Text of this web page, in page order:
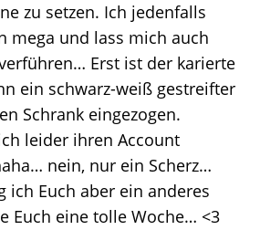
zu setzen. Ich jedenfalls
mega und lass mich auch
Erst ist der karierte
ein schwarz-weiß gestreifter
Schrank eingezogen.
leider ihren Account
nein, nur ein Scherz…
ich Euch aber ein anderes
Euch eine tolle Woche… <3